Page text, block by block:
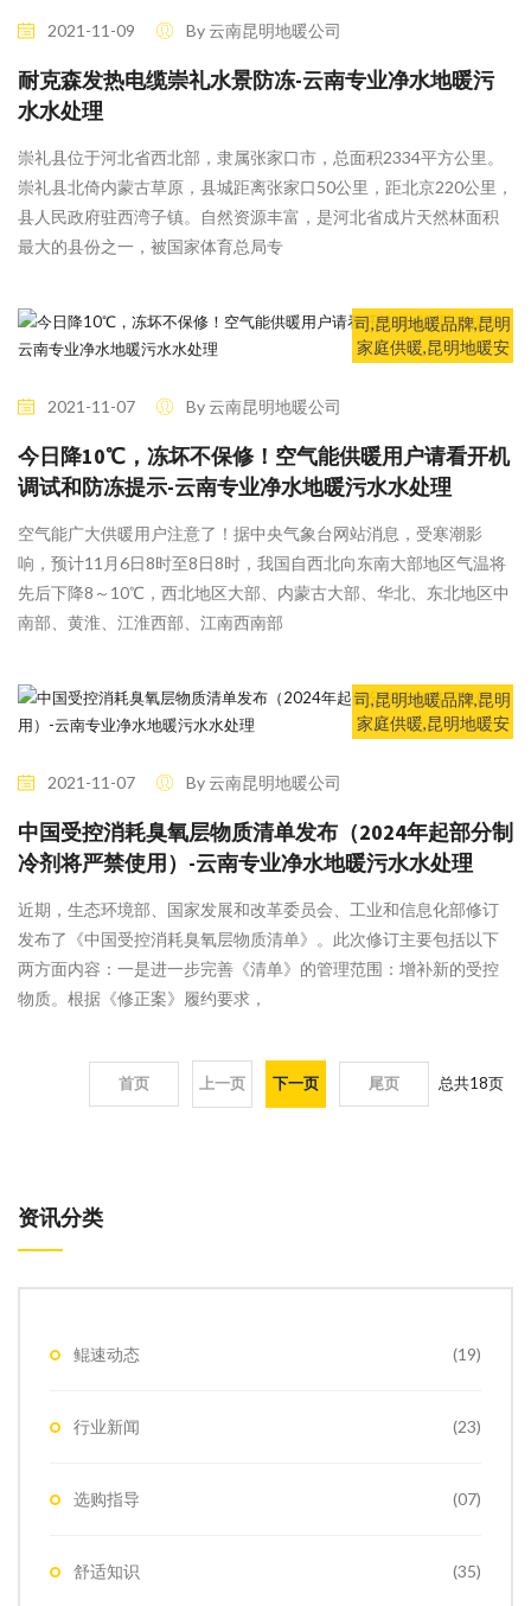
2021-11-09 By 云南昆明地暖公司
耐克森发热电缆崇礼水景防冻-云南专业净水地暖污
水水处理
崇礼县位于河北省西北部，隶属张家口市，总面积2334平方公里。
崇礼县北倚内蒙古草原，县城距离张家口50公里，距北京220公里，
县人民政府驻西湾子镇。自然资源丰富，是河北省成片天然林面积
最大的县份之一，被国家体育总局专
7 Likes 行业新闻
司,昆明地暖品牌,昆明
家庭供暖,昆明地暖安
2021-11-07 By 云南昆明地暖公司
今日降10℃，冻坏不保修！空气能供暖用户请看开机
调试和防冻提示-云南专业净水地暖污水水处理
空气能广大供暖用户注意了！据中央气象台网站消息，受寒潮影
响，预计11月6日8时至8日8时，我国自西北向东南大部地区气温将
先后下降8～10℃，西北地区大部、内蒙古大部、华北、东北地区中
南部、黄淮、江淮西部、江南西南部
7 Likes 行业新闻
司,昆明地暖品牌,昆明
家庭供暖,昆明地暖安
2021-11-07 By 云南昆明地暖公司
中国受控消耗臭氧层物质清单发布（2024年起部分制
冷剂将严禁使用）-云南专业净水地暖污水水处理
近期，生态环境部、国家发展和改革委员会、工业和信息化部修订
发布了《中国受控消耗臭氧层物质清单》。此次修订主要包括以下
两方面内容：一是进一步完善《清单》的管理范围：增补新的受控
物质。根据《修正案》履约要求，
首页 上一页 下一页 尾页 总共18页
资讯分类
鲲速动态 (19)
行业新闻 (23)
选购指导 (07)
舒适知识 (35)